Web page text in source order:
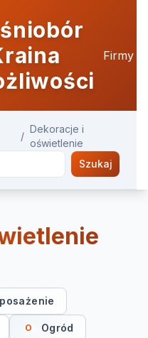
Firmy
/
Dekoracje i
oświetlenie
Szukaj
O Ogród